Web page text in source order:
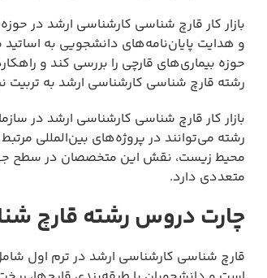
بازار کار قارچ شناسی کارشناسی ارشد در
و هدایت پایان‌نامه‌های دانشجویی به
حوزه بیماری‌های قارچی را بررسی کند و
رشته قارچ شناسی کارشناسی ارشد به
بازار کار قارچ شناسی کارشناسی ارشد در
رشته می‌توانند در پروژه‌های بین‌المللی
محیط زیست، نقش این متخصصان در سطح
متعددی دارد.
چارت دروس رشته قارچ
قارچ شناسی کارشناسی ارشد در ترم اول